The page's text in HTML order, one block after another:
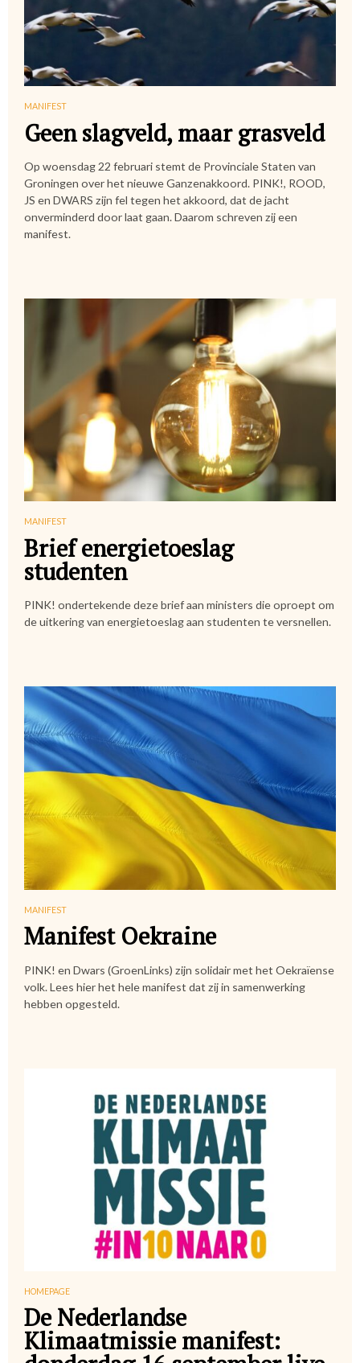
MANIFEST
Geen slagveld, maar grasveld
Op woensdag 22 februari stemt de Provinciale Staten van
Groningen over het nieuwe Ganzenakkoord. PINK!, ROOD,
JS en DWARS zijn fel tegen het akkoord, dat de jacht
onverminderd door laat gaan. Daarom schreven zij een
manifest.
MANIFEST
Brief energietoeslag
studenten
PINK! ondertekende deze brief aan ministers die oproept om
de uitkering van energietoeslag aan studenten te versnellen.
MANIFEST
Manifest Oekraine
PINK! en Dwars (GroenLinks) zijn solidair met het Oekraïense
volk. Lees hier het hele manifest dat zij in samenwerking
hebben opgesteld.
HOMEPAGE
De Nederlandse
Klimaatmissie manifest: